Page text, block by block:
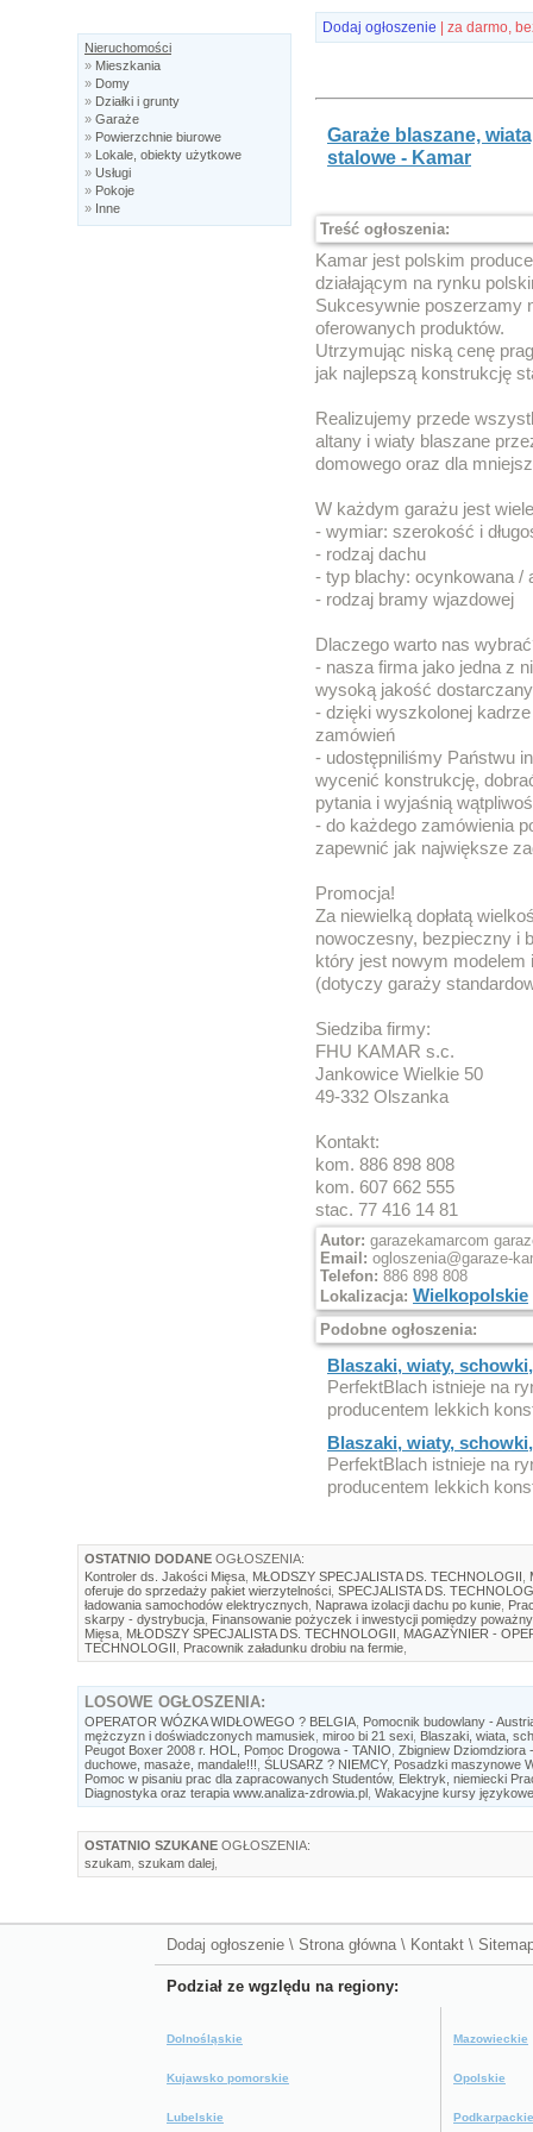
Nieruchomości
» Mieszkania
» Domy
» Działki i grunty
» Garaże
» Powierzchnie biurowe
» Lokale, obiekty użytkowe
» Usługi
» Pokoje
» Inne
Dodaj ogłoszenie | za darmo,
Garaże blaszane,
stalowe - Kamar
Treść ogłoszenia:
Kamar jest polskim
działającym na rynku
Sukcesywnie poszerzamy
oferowanych produktów.
Utrzymując niską cenę
jak najlepszą konstrukcję
Realizujemy przede
altany i wiaty blaszane
domowego oraz dla
W każdym garażu jest
- wymiar: szerokość i
- rodzaj dachu
- typ blachy: ocynkowana /
- rodzaj bramy wjazdowej
Dlaczego warto nas
- nasza firma jako jedna z
wysoką jakość
- dzięki wyszkolonej
zamówień
- udostępniliśmy Państwu
wycenić konstrukcję,
pytania i wyjaśnią
- do każdego zamówienia
zapewnić jak największe
Promocja!
Za niewielką dopłatą
nowoczesny, bezpieczny i
który jest nowym modelem
(dotyczy garaży
Siedziba firmy:
FHU KAMAR s.c.
Jankowice Wielkie 50
49-332 Olszanka
Kontakt:
kom. 886 898 808
kom. 607 662 555
stac. 77 416 14 81
Autor: garazekamarcom
Email: ogloszenia@garaze-
Telefon: 886 898 808
Lokalizacja: Wielkopolskie
Podobne ogłoszenia:
Blaszaki, wiaty,
PerfektBlach istnieje na
producentem lekkich
Blaszaki, wiaty,
PerfektBlach istnieje na
producentem lekkich
OSTATNIO DODANE OGŁOSZENIA:
Kontroler ds. Jakości Mięsa MŁODSZY SPECJALISTA DS. TECHNOLOGII
oferuje do sprzedaży pakiet wierzytelności SPECJALISTA DS.
ładowania samochodów elektrycznych Naprawa izolacji dachu po kunie
skarpy - dystrybucja Finansowanie pożyczek i inwestycji pomiędzy
Mięsa MŁODSZY SPECJALISTA DS. TECHNOLOGII
MAGAZYNIER -
TECHNOLOGII
Pracownik załadunku drobiu na fermie
LOSOWE OGŁOSZENIA:
OPERATOR WÓZKA WIDŁOWEGO ? BELGIA Pomocnik budowlany -
mężczyzn i doświadczonych mamusiek miroo bi 21 sexi Blaszaki, wiata,
Peugot Boxer 2008 r. HOL, Pomoc Drogowa - TANIO Zbigniew Dziomdziora
duchowe, masaże, mandale!!! ŚLUSARZ ? NIEMCY, Posadzki maszynowe
Pomoc w pisaniu prac dla zapracowanych Studentów, Elektryk, niemiecki
Diagnostyka oraz terapia www.analiza-zdrowia.pl Wakacyjne kursy
OSTATNIO SZUKANE OGŁOSZENIA:
szukam szukam dalej
Dodaj ogłoszenie \ Strona główna \ Kontakt \
Podział ze wgzlędu na regiony:
Dolnośląskie
Kujawsko pomorskie
Lubelskie
Mazowieckie
Opolskie
Podkarpackie